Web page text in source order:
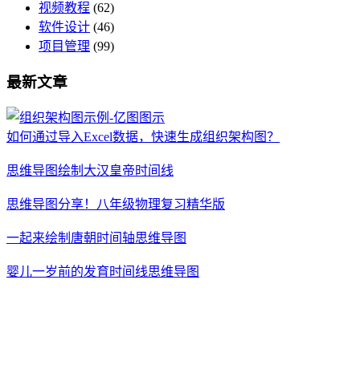
视频教程 (62)
软件设计 (46)
项目管理 (99)
最新文章
如何通过导入Excel数据，快速生成组织架构图？
思维导图绘制大汉皇帝时间线
思维导图分享！八年级物理复习精华版
一起来绘制唐朝时间轴思维导图
婴儿一岁前的发育时间线思维导图